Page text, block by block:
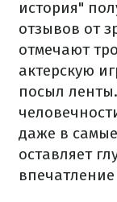
история"
отзывов от
отмечают
актерскую
посыл
даже в
оставляет